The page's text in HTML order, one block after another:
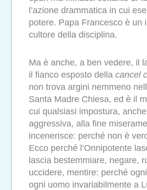
l’azione drammatica in cui
potere. Papa Francesco è un
cultore della disciplina.
Ma è anche, a ben vedere, il
il fianco esposto della cancel
non trova argini nemmeno
Santa Madre Chiesa, ed è il
cui qualsiasi impostura,
aggressiva, alla fine
incenerisce: perché non è
Ecco perché l’Onnipotente
lascia bestemmiare, negare,
uccidere, mentire: perché
ogni uomo invariabilmente a